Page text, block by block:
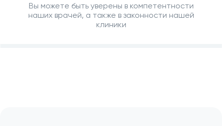
Вы можете быть уверены в компетентности
наших врачей, а также в законности нашей
клиники